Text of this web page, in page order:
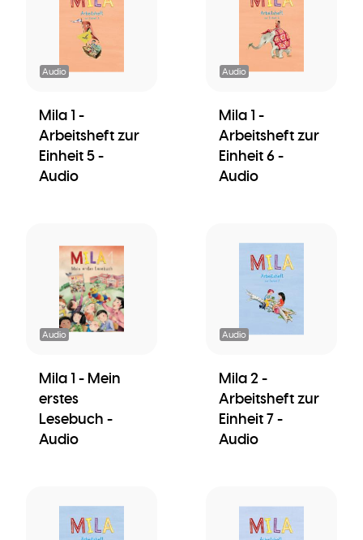
Audio
Mila 1 -
Arbeitsheft zur
Einheit 5 -
Audio
Audio
Mila 1 -
Arbeitsheft zur
Einheit 6 -
Audio
Audio
Mila 1 - Mein
erstes
Lesebuch -
Audio
Audio
Mila 2 -
Arbeitsheft zur
Einheit 7 -
Audio